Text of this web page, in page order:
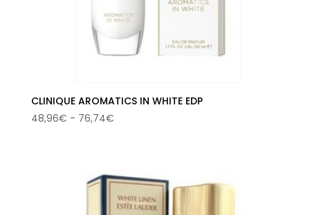
CLINIQUE AROMATICS IN WHITE EDP
48,96€ - 76,74€Rango
48,96€
hasta